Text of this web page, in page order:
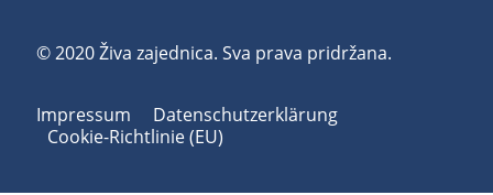
© 2020 Živa zajednica. Sva prava pridržana.
Impressum
Datenschutzerklärung
Cookie-Richtlinie (EU)